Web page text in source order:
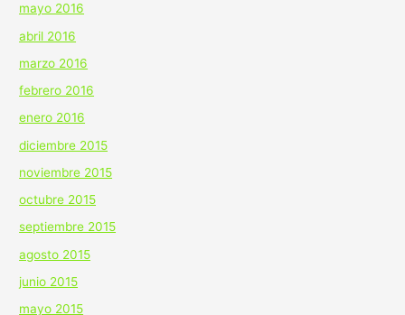
mayo 2016
abril 2016
marzo 2016
febrero 2016
enero 2016
diciembre 2015
noviembre 2015
octubre 2015
septiembre 2015
agosto 2015
junio 2015
mayo 2015